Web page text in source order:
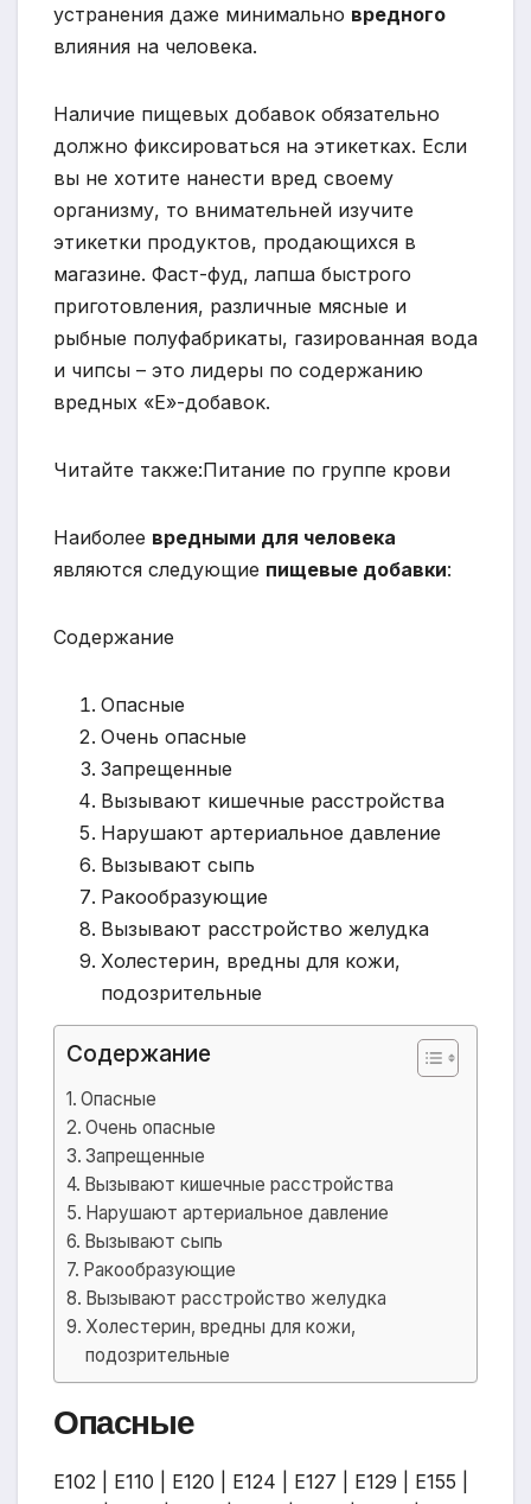
устранения даже минимально вредного
влияния на человека.
Наличие пищевых добавок обязательно
должно фиксироваться на этикетках. Если
вы не хотите нанести вред своему
организму, то внимательней изучите
этикетки продуктов, продающихся в
магазине. Фаст-фуд, лапша быстрого
приготовления, различные мясные и
рыбные полуфабрикаты, газированная вода
и чипсы – это лидеры по содержанию
вредных «Е»-добавок.
Читайте также:Питание по группе крови
Наиболее вредными для человека
являются следующие пищевые добавки:
Содержание
Опасные
Очень опасные
Запрещенные
Вызывают кишечные расстройства
Нарушают артериальное давление
Вызывают сыпь
Ракообразующие
Вызывают расстройство желудка
Холестерин, вредны для кожи,
подозрительные
Содержание
Опасные
Очень опасные
Запрещенные
Вызывают кишечные расстройства
Нарушают артериальное давление
Вызывают сыпь
Ракообразующие
Вызывают расстройство желудка
Холестерин, вредны для кожи,
подозрительные
Опасные
Е102 | Е110 | Е120 | Е124 | Е127 | Е129 | Е155 |